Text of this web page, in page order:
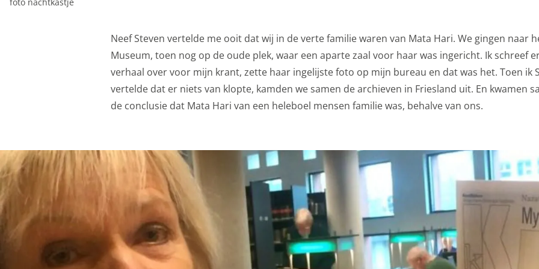
foto nachtkastje
Neef Steven vertelde me ooit dat wij in de verte familie waren van Mata Hari. We gingen naar
Museum, toen nog op de oude plek, waar een aparte zaal voor haar was ingericht. Ik schreef
verhaal over voor mijn krant, zette haar ingelijste foto op mijn bureau en dat was het. Toen ik
vertelde dat er niets van klopte, kamden we samen de archieven in Friesland uit. En kwamen
de conclusie dat Mata Hari van een heleboel mensen familie was, behalve van ons.
privacy voorkeur, het maken van een boeking en dergelijke acties zijn deze
Functionele cookies
Analytische cookies
Met de analyserende cookies doen we kennis op. Deze informatie gebruiken we
opslag mogelijk, zoals cookies (web) of apparaatidentificatoren (apps), gerelateerd
bijvoorbeeld bezoekduur.
Analytische cookies
Marketing cookies
We gebruiken marketingcookies om je aanbiedingen te sturen waar je ook écht
aanbiedingen baseren we op wat je op de website bekijkt of op jouw persoonlijke